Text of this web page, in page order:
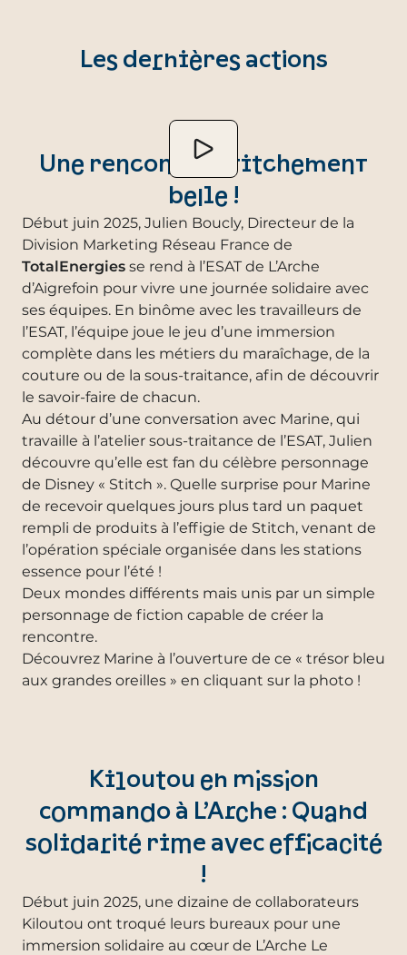
Les dernières actions
Une rencontre Stitchement
belle !
Début juin 2025, Julien Boucly, Directeur de la
Division Marketing Réseau France de
TotalEnergies se rend à l’ESAT de L’Arche
d’Aigrefoin pour vivre une journée solidaire avec
ses équipes. En binôme avec les travailleurs de
l’ESAT, l’équipe joue le jeu d’une immersion
complète dans les métiers du maraîchage, de la
couture ou de la sous-traitance, afin de découvrir
le savoir-faire de chacun.
Au détour d’une conversation avec Marine, qui
travaille à l’atelier sous-traitance de l’ESAT, Julien
découvre qu’elle est fan du célèbre personnage
de Disney « Stitch ». Quelle surprise pour Marine
de recevoir quelques jours plus tard un paquet
rempli de produits à l’effigie de Stitch, venant de
l’opération spéciale organisée dans les stations
essence pour l’été !
Deux mondes différents mais unis par un simple
personnage de fiction capable de créer la
rencontre.
Découvrez Marine à l’ouverture de ce « trésor bleu
aux grandes oreilles » en cliquant sur la photo !
Kiloutou en mission
commando à L’Arche : Quand
solidarité rime avec efficacité
!
Début juin 2025, une dizaine de collaborateurs
Kiloutou ont troqué leurs bureaux pour une
immersion solidaire au cœur de L’Arche Le